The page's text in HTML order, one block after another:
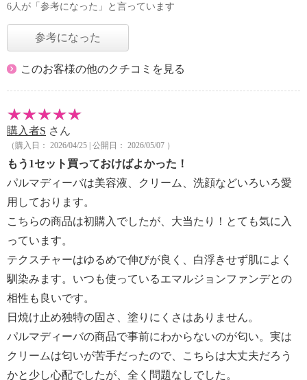
6人が「参考になった」と言っています
参考になった
このお客様の他のクチコミを見る
購入者S さん
（購入日： 2026/04/25 | 公開日： 2026/05/07 ）
もう1セット買っておけばよかった！
パルマディーバは美容液、クリーム、洗顔などいろいろ愛
用しております。
こちらの商品は初購入でしたが、大当たり！とても気に入
っています。
テクスチャーはゆるめで伸びが良く、白浮きせず肌によく
馴染みます。いつも使っているエマルジョンファンデとの
相性も良いです。
日焼け止め独特の固さ、塗りにくさはありません。
パルマディーバの商品で事前にわからないのが匂い。実は
クリームは匂いが苦手だったので、こちらは大丈夫だろう
かと少し心配でしたが、全く問題なしでした。